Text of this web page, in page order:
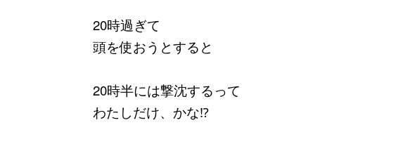
20時過ぎて
頭を使おうとすると
20時半には撃沈するって
わたしだけ、かな⁉